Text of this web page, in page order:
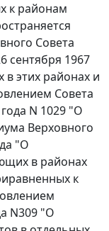
к районам
Совета
сентября 1967
в этих районах и
Совета
N 1029 "О
Верховного
"О
в районах
к
N309 "О